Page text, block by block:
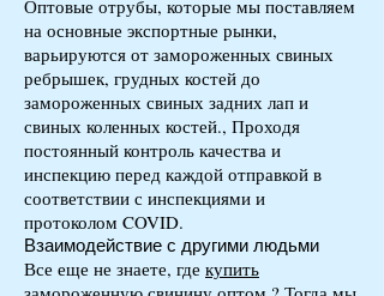
Оптовые отрубы, которые мы поставляем
на основные экспортные рынки,
варьируются от замороженных свиных
ребрышек, грудных костей до
замороженных свиных задних лап и
свиных коленных костей., Проходя
постоянный контроль качества и
инспекцию перед каждой отправкой в ​​
соответствии с инспекциями и
протоколом COVID.
Взаимодействие с другими людьми
Все еще не знаете, где купить